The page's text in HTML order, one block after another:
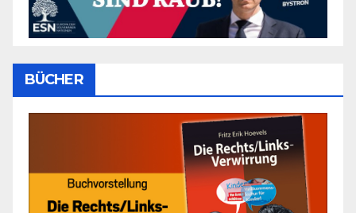
BÜCHER